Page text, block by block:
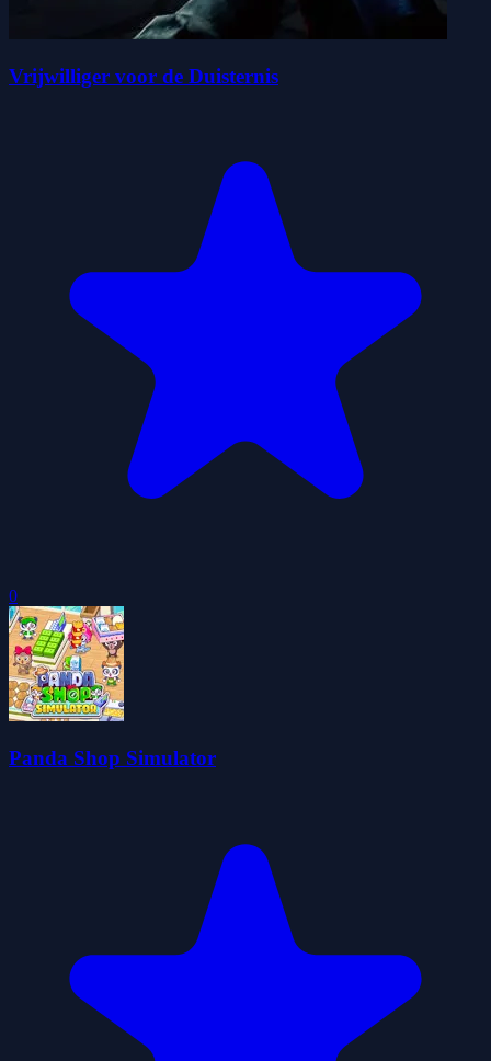
Vrijwilliger voor de Duisternis
0
Panda Shop Simulator